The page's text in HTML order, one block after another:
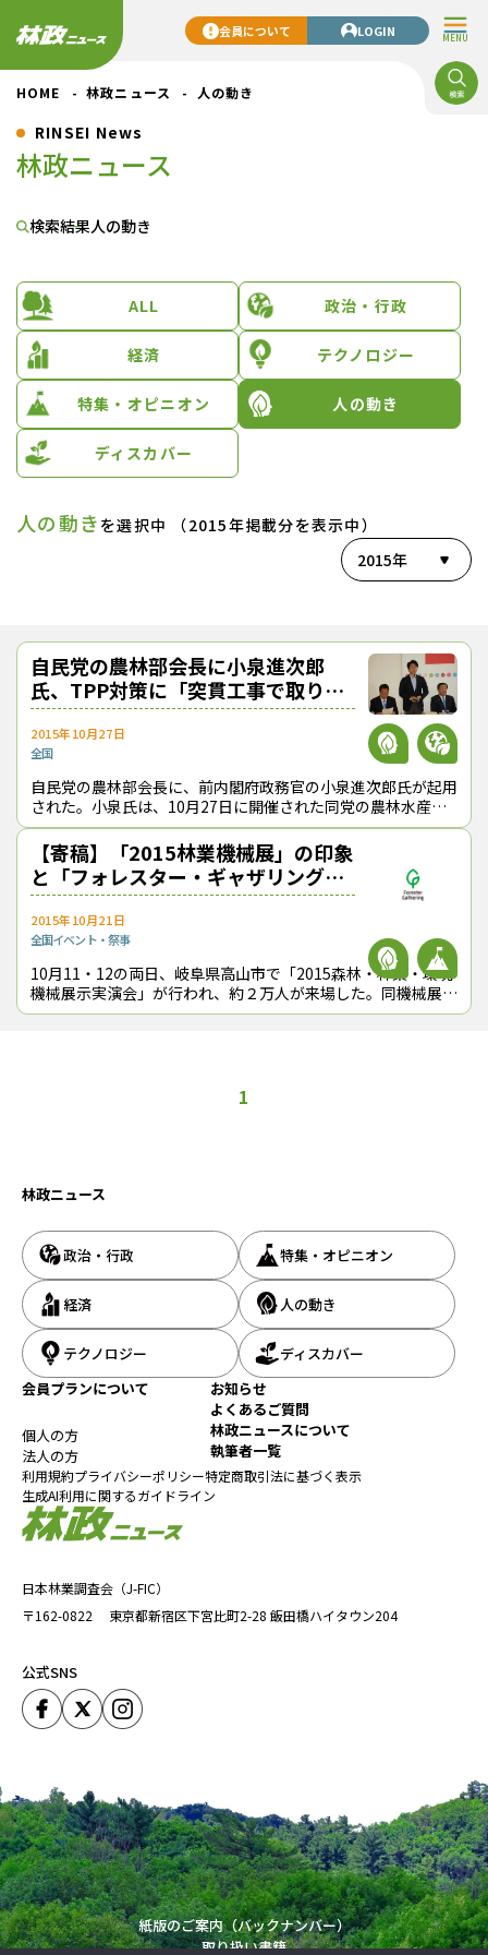
MENU
会員について LOGIN
HOME 林政ニュース 人の動き
RINSEI News
林政ニュース
検索結果人の動き
ALL 政治・行政
経済 テクノロジー
特集・オピニオン 人の動き
ディスカバー
人の動き を選択中 （2015年掲載分を表示中）
2015年
自民党の農林部会長に小泉進次郎
氏、TPP対策に「突貫工事で取り組
む」
2015年10月27日
全国
自民党の農林部会長に、前内閣府政務官の小泉進次郎氏が起用
された。小泉氏は、10月27日に開催された同党の農林水産戦
略調査会と農林部会の合同会議に部会長として初めて出席し、
TPP対策に「突貫工事で取り
【寄稿】「2015林業機械展」の印象
と「フォレスター・ギャザリング」
初開催の狙い
2015年10月21日
全国イベント・祭事
10月11・12の両日、岐阜県高山市で「2015森林・林業・環境
機械展示実演会」が行われ、約２万人が来場した。同機械展に
参加し、自主企画イベント「フォレスター・ギャザリング」を
1
日本林業調査会（J-FIC）
〒162-0822
東京都新宿区下宮比町2-28 飯田橋ハイタウン204
公式SNS
林政ニュース
政治・行政 特集・オピニオン
経済 人の動き
テクノロジー
ディスカバー
会員プランについて
個人の方
法人の方
お知らせ
よくあるご質問
林政ニュースについて
執筆者一覧
利用規約プライバシーポリシー特定商取引法に基づく表示
生成AI利用に関するガイドライン
紙版のご案内（バックナンバー）
取り扱い書籍